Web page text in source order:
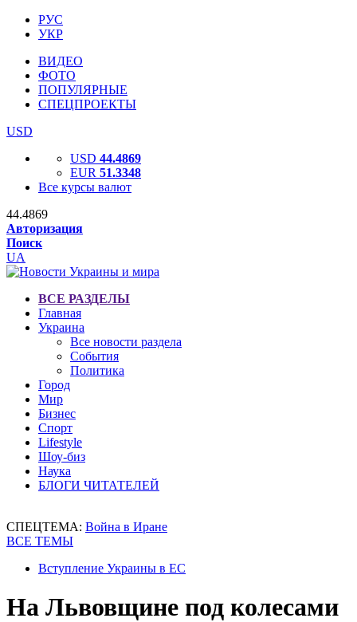
РУС
УКР
ВИДЕО
ФОТО
ПОПУЛЯРНЫЕ
СПЕЦПРОЕКТЫ
USD
USD 44.4869
EUR 51.3348
Все курсы валют
44.4869
Авторизация
Поиск
UA
ВСЕ РАЗДЕЛЫ
Главная
Украина
Все новости раздела
События
Политика
Город
Мир
Бизнес
Спорт
Lifestyle
Шоу-биз
Наука
БЛОГИ ЧИТАТЕЛЕЙ
СПЕЦТЕМА: Война в Иране
ВСЕ ТЕМЫ
Вступление Украины в ЕС
На Львовщине под колесами